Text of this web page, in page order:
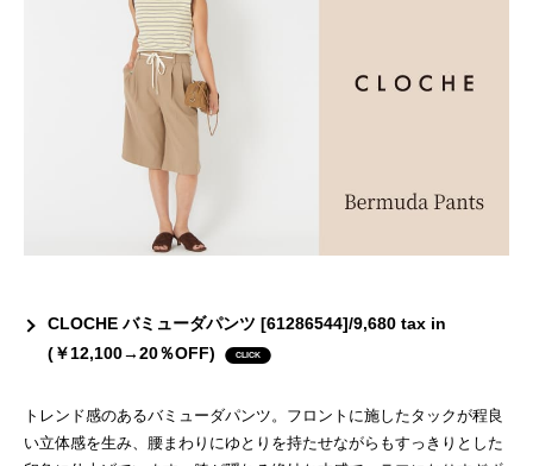
CLOCHE バミューダパンツ [61286544]/9,680 tax in
(￥12,100→20％OFF)
トレンド感のあるバミューダパンツ。フロントに施したタックが程良
い立体感を生み、腰まわりにゆとりを持たせながらもすっきりとした